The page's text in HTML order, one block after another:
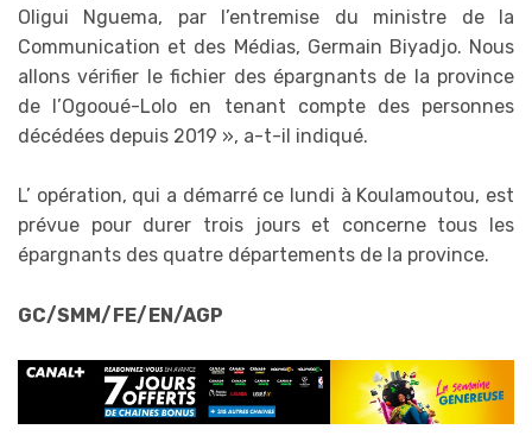
Oligui Nguema, par l’entremise du ministre de la
Communication et des Médias, Germain Biyadjo. Nous
allons vérifier le fichier des épargnants de la province
de l’Ogooué-Lolo en tenant compte des personnes
décédées depuis 2019 », a-t-il indiqué.
L’ opération, qui a démarré ce lundi à Koulamoutou, est
prévue pour durer trois jours et concerne tous les
épargnants des quatre départements de la province.
GC/SMM/FE/EN/AGP